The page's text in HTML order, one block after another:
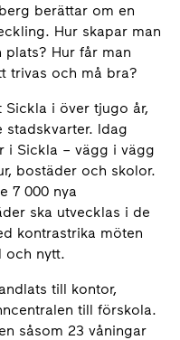
berättar om en
Hur skapar man
plats? Hur får man
trivas och må bra?
i över tjugo år,
Idag
i Sickla – vägg i vägg
bostäder och skolor.
7 000 nya
ska utvecklas i de
kontrastrika möten
och nytt.
till kontor,
till förskola.
såsom 23 våningar